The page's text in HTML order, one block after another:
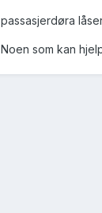
passasjerdøra
Noen som kan